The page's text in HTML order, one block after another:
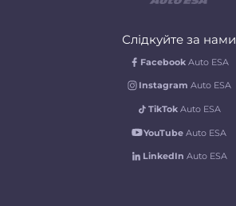
Слідкуйте за нами
Facebook Auto ESA
Instagram Auto ESA
TikTok Auto ESA
YouTubeAuto ESA
LinkedIn Auto ESA